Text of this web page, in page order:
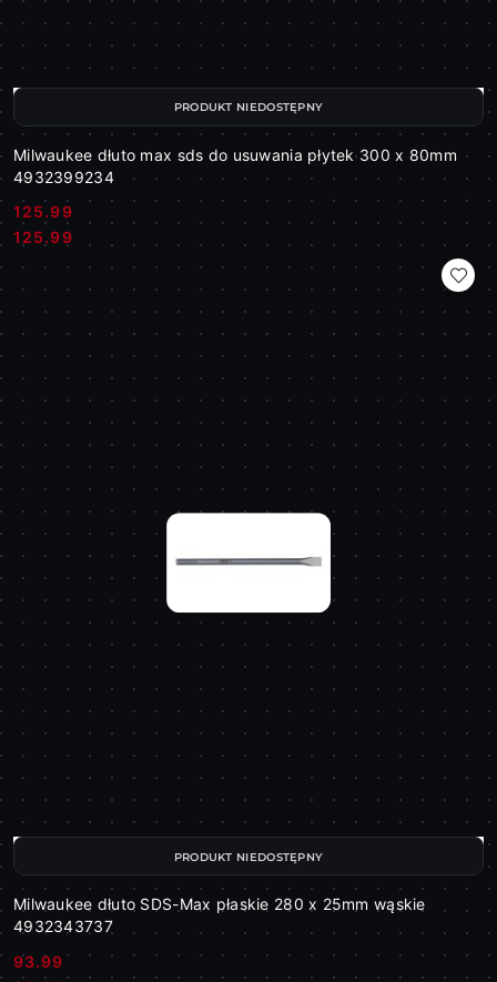
Milwaukee dłuto max sds do usuwania płytek 300 x 80mm
4932399234
Cena:
125.99
Cena:
125.99
PRODUKT NIEDOSTĘPNY
Milwaukee dłuto SDS-Max płaskie 280 x 25mm wąskie
4932343737
93.99
PRODUKT NIEDOSTĘPNY